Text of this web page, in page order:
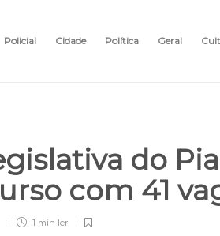
Policial Cidade Política Geral
do
com 41
1 min ler